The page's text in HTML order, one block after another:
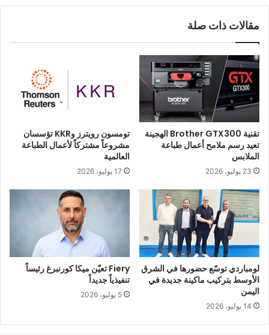
مقالات ذات صلة
تقنية Brother GTX300 الهجينة
تعيد رسم ملامح أعمال طباعة
الملابس
23 يوليو، 2026
تومسون رويترز وKKR تؤسسان
مشروعاً مشتركاً لأعمال الطباعة
العالمية
17 يوليو، 2026
لومباردي توسّع حضورها في الشرق
الأوسط بتركيب ماكينة جديدة في
اليمن
14 يوليو، 2026
Fiery تعيّن ميكا كورنبرغ رئيساً
تنفيذياً جديداً
5 يوليو، 2026